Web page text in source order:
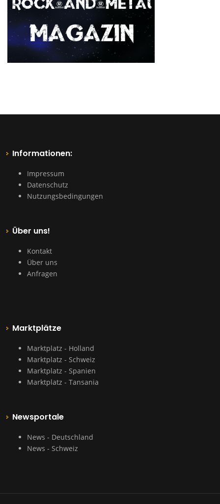
Informationen:
Impressum
Datenschutz
Nutzungsbedingungen
Über uns!
Kontakt
Über uns
Anfragen
Marktplätze
Marktplatz - Holland
Marktplatz - Schweiz
Marktplatz - Spanien
Marktplatz - Tansania
Newsportale
News - Deutschland
News - Schweiz